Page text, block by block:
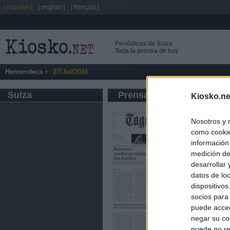
Nosotros y
como
medición
desarrollar
datos de
socios
puede
negar su
Periódicos de Suiza
Toda la prensa de hoy
Hemeroteca 27/Jul/2016
Suiza Prensa de Información
[ español ] [ english ] [ français ]